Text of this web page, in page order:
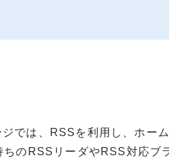
では、RSSを利用し、ホー
のRSSリーダやRSS対応ブ